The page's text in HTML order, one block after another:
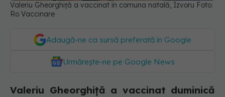
Valeriu Gheorghiță a vaccinat în comuna natală, Izvoru Foto:
Ro Vaccinare
Adaugă-ne ca sursă preferată în Google
Urmărește-ne pe Google News
Valeriu Gheorghiță a vaccinat duminică